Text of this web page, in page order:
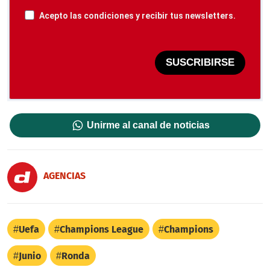
Acepto las condiciones y recibir tus newsletters.
SUSCRIBIRSE
Unirme al canal de noticias
AGENCIAS
Uefa Champions League Champions
Junio Ronda